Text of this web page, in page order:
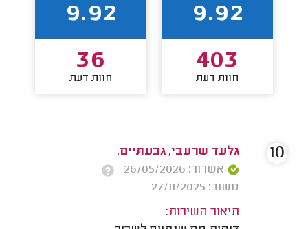
9.92
403
חוות דעת
9.92
36
חוות דעת
גלעד שרעבי, גבעתיים.
אשרור: 26/05/2026
משוב: 27/11/2025
תיאור השירות:
10